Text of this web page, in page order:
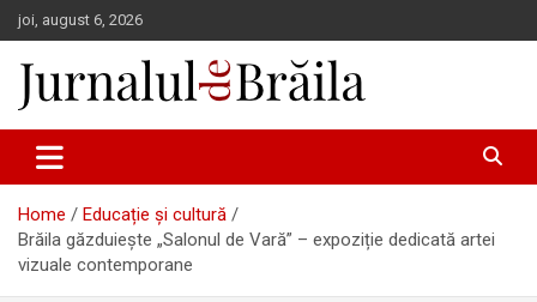
Skip
to
content
joi, august 6, 2026
Jurnalul de Brăila
Home
Educație și cultură
Brăila găzduiește „Salonul de Vară” – expoziție dedicată artei
vizuale contemporane